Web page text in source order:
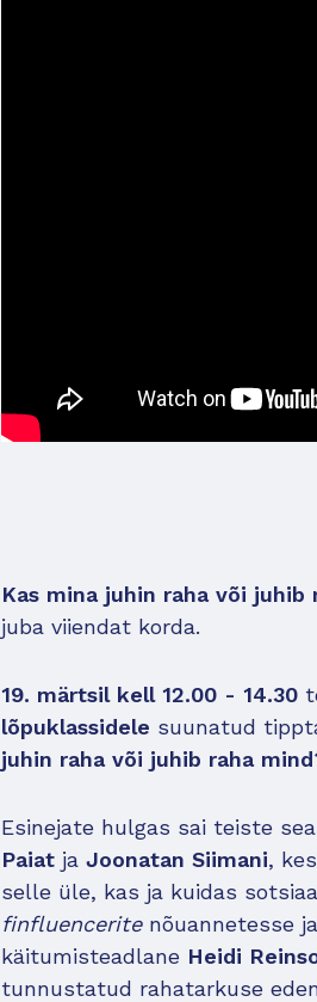
Kas mina juhin raha või juhib
juba viiendat korda.
19. märtsil kell 12.00 - 14.30
lõpuklassidele suunatud
juhin raha või juhib raha
Esinejate hulgas sai teiste
Paiat ja Joonatan Siimani,
selle üle, kas ja kuidas
finfluencerite nõuannetesse
käitumisteadlane Heidi
tunnustatud rahatarkuse